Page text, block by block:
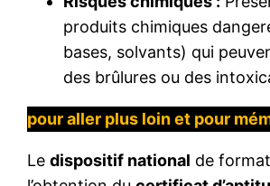
produits chimiques
bases, solvants) qui
des brûlures ou des
pour aller plus loin et pour
Ledispositif national de